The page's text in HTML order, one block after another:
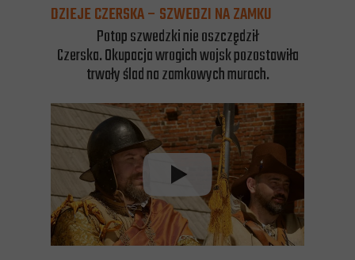
DZIEJE CZERSKA – SZWEDZI NA ZAMKU
Potop szwedzki nie oszczędził
Czerska. Okupacja wrogich wojsk pozostawiła
trwały ślad na zamkowych murach.